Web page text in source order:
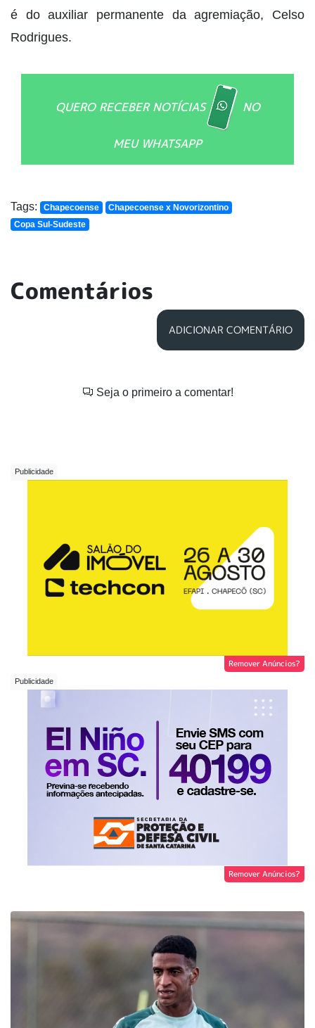
é do auxiliar permanente da agremiação, Celso
Rodrigues.
QUERO RECEBER NOTÍCIAS NO
MEU WHATSAPP
Tags: Chapecoense
Chapecoense x Novorizontino
Copa Sul-Sudeste
Comentários
ADICIONAR COMENTÁRIO
Seja o primeiro a comentar!
Remover Anúncios?
Remover Anúncios?